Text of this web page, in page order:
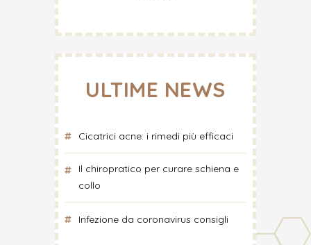
ULTIME NEWS
Cicatrici acne: i rimedi più efficaci
Il chiropratico per curare schiena e
collo
Infezione da coronavirus consigli